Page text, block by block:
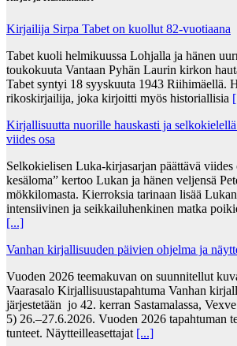
Kirjailija Sirpa Tabet on kuollut 82-vuotiaana
Tabet kuoli helmikuussa Lohjalla ja hänen
toukokuuta Vantaan Pyhän Laurin kirkon
Tabet syntyi 18 syyskuuta 1943 Riihimäellä.
rikoskirjailija, joka kirjoitti myös historiallisia
Kirjallisuutta nuorille hauskasti ja
viides osa
Selkokielisen Luka-kirjasarjan päättävä viides
kesäloma” kertoo Lukan ja hänen veljensä
mökkilomasta. Kierroksia tarinaan lisää
intensiivinen ja seikkailuhenkinen matka
[...]
Vanhan kirjallisuuden päivien ohjelma ja
Vuoden 2026 teemakuvan on suunnitellut
Vaarasalo Kirjallisuustapahtuma Vanhan
järjestetään jo 42. kerran Sastamalassa,
5) 26.–27.6.2026. Vuoden 2026 tapahtuman
tunteet. Näytteilleasettajat [...]